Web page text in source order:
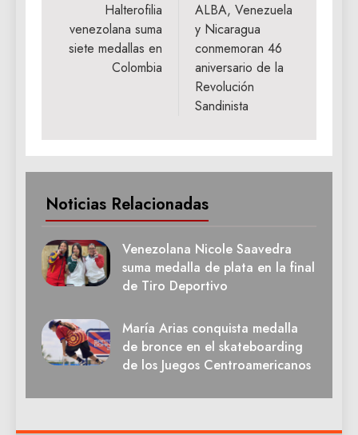
entradas
Halterofilia
venezolana suma
siete medallas en
Colombia
ALBA, Venezuela
y Nicaragua
conmemoran 46
aniversario de la
Revolución
Sandinista
Noticias Relacionadas
Venezolana Nicole Saavedra
suma medalla de plata en la final
de Tiro Deportivo
María Arias conquista medalla
de bronce en el skateboarding
de los Juegos Centroamericanos